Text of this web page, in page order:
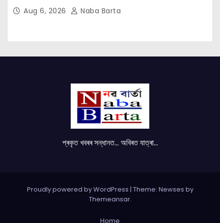
Aug 6, 2026 Naba Barta
প্ৰকৃত খবৰৰ সন্ধানত... অবিৰত যাত্ৰা...
Proudly powered by WordPress | Theme: Newses by
Themeansar.
Home